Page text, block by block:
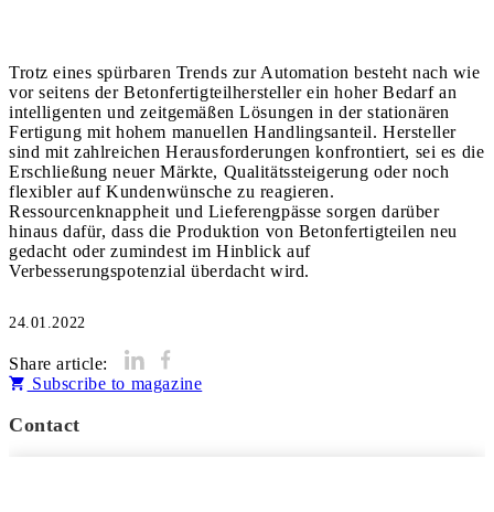
Trotz eines spürbaren Trends zur Automation besteht nach wie
vor seitens der Betonfertigteilhersteller ein hoher Bedarf an
intelligenten und zeitgemäßen Lösungen in der stationären
Fertigung mit hohem manuellen Handlingsanteil. Hersteller
sind mit zahlreichen Herausforderungen konfrontiert, sei es die
Erschließung neuer Märkte, Qualitätssteigerung oder noch
flexibler auf Kundenwünsche zu reagieren.
Ressourcenknappheit und Lieferengpässe sorgen darüber
hinaus dafür, dass die Produktion von Betonfertigteilen neu
gedacht oder zumindest im Hinblick auf
24.01.2022
Share article:
Subscribe to magazine
Contact